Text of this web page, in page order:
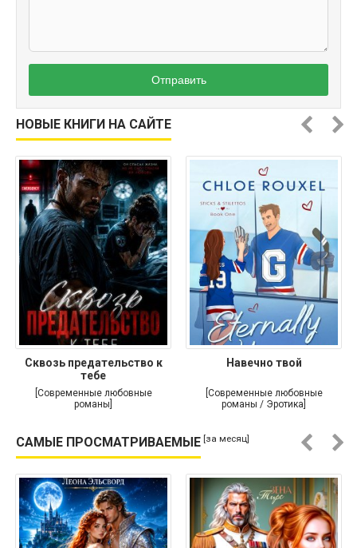
Отправить
НОВЫЕ КНИГИ НА САЙТЕ
Сквозь предательство к
тебе
[Современные любовные
романы]
Навечно твой
[Современные любовные
романы / Эротика]
САМЫЕ ПРОСМАТРИВАЕМЫЕ [за месяц]